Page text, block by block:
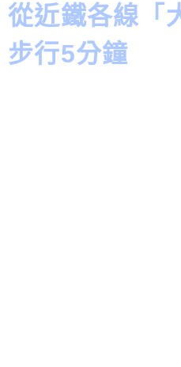
從近鐵各線「
步行5分鐘